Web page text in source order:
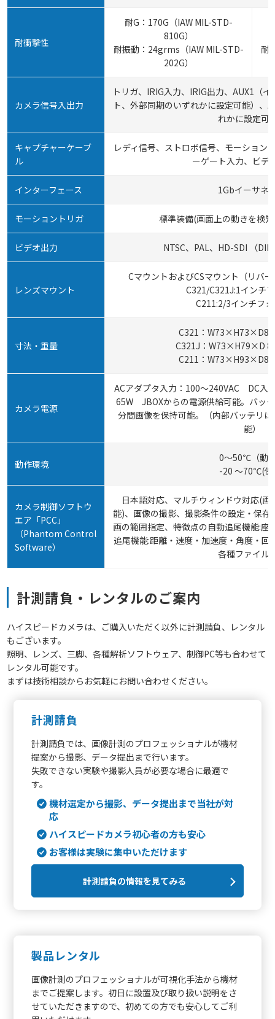
耐衝撃性
耐G：170G（IAW MIL-STD-
810G）
耐振動：24grms（IAW MIL-STD-
202G）
耐
カメラ信号入出力
トリガ、IRIG入力、IRIG出力、AUX1（
ト、外部同期のいずれかに設定可能）、
れかに設定可
キャプチャーケーブ
ル
レディ信号、ストロボ信号、モーション
ーゲート入力、ビデ
インターフェース 1Gbイーサネ
モーショントリガ 標準装備(画面上の動きを検
ビデオ出力 NTSC、PAL、HD-SDI （
レンズマウント
CマウントおよびCSマウント（リバ
C321/C321J:1インチ
C211:2/3インチフ
寸法・重量
C321：
C321J：W73×H79×D
C211：
カメラ電源
ACアダプタ入力：100～240VAC DC
65W JBOXからの電源供給可能。バッ
分間画像を保持可能。（内部バッテリ
能）
動作環境
0～50℃（動
-20 ～70℃(保
カメラ制御ソフトウ
エア「PCC」
（Phantom Control
Software）
日本語対応、マルチウィンドウ対応(
能)、画像の撮影、撮影条件の設定・保
画の範囲指定、特徴点の自動追尾機能:座
追尾機能:距離・速度・加速度・角度・
各種ファイル
計測請負・レンタルのご案内
ハイスピードカメラは、ご購入いただく以外に計測請負、レンタル
もございます。
照明、レンズ、三脚、各種解析ソフトウェア、制御PC等も合わせて
レンタル可能です。
まずは技術相談からお気軽にお問い合わせください。
計測請負
計測請負では、画像計測のプロフェッショナルが機材
提案から撮影、データ提出まで行います。
失敗できない実験や撮影人員が必要な場合に最適で
す。
機材選定から撮影、データ提出まで当社が対
応
ハイスピードカメラ初心者の方も安心
お客様は実験に集中いただけます
計測請負の情報を見てみる
製品レンタル
画像計測のプロフェッショナルが可視化手法から機材
までご提案します。初日に設置及び取り扱い説明をさ
せていただきますので、初めての方でも安心してご利